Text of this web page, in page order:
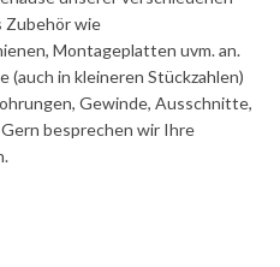
Zubehör wie
Montageplatten uvm. an.
(auch in kleineren Stückzahlen)
Gewinde, Ausschnitte,
besprechen wir Ihre